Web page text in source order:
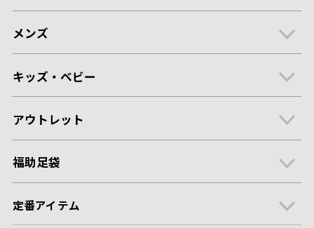
メンズ
キッズ・ベビー
アウトレット
福助足袋
定番アイテム